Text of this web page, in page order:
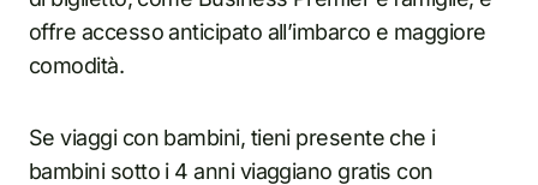
offre accesso anticipato all’imbarco e maggiore
comodità.
Se viaggi con bambini, tieni presente che i
bambini sotto i 4 anni viaggiano gratis con